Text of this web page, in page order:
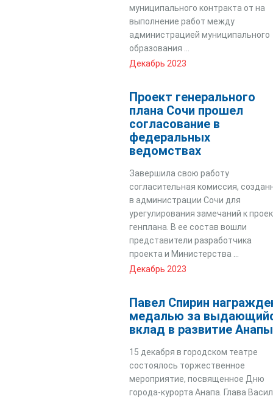
муниципального контракта от на
выполнение работ между
администрацией муниципального
образования ...
Декабрь 2023
Проект генерального
плана Сочи прошел
согласование в
федеральных
ведомствах
Завершила свою работу
согласительная комиссия,
в администрации Сочи для
урегулирования замечаний к
генплана. В ее состав вошли
представители разработчика
проекта и Министерства ...
Декабрь 2023
Павел Спирин
медалью за
вклад в развитие Анапы
15 декабря в городском театре
состоялось торжественное
мероприятие, посвященное Дню
города-курорта Анапа. Глава